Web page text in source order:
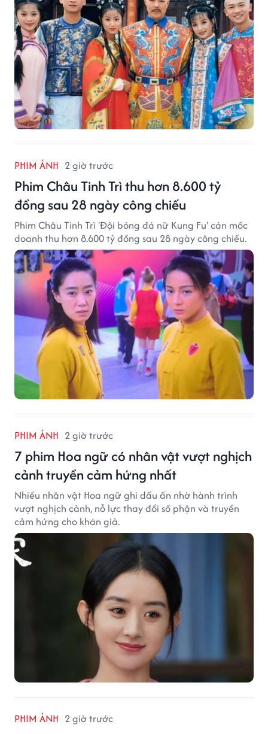
PHIM ẢNH 2 giờ trước
Phim Châu Tinh Trì thu hơn 8.600 tỷ
đồng sau 28 ngày công chiếu
Phim Châu Tinh Trì 'Đội bóng đá nữ Kung Fu' cán mốc
doanh thu hơn 8.600 tỷ đồng sau 28 ngày công chiếu.
PHIM ẢNH 2 giờ trước
7 phim Hoa ngữ có nhân vật vượt nghịch
cảnh truyền cảm hứng nhất
Nhiều nhân vật Hoa ngữ ghi dấu ấn nhờ hành trình
vượt nghịch cảnh, nỗ lực thay đổi số phận và truyền
cảm hứng cho khán giả.
PHIM ẢNH 2 giờ trước